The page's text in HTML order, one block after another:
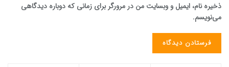
ذخیره نام، ایمیل و وبسایت من در مرورگر برای زمانی که دوباره دیدگاهی
می‌نویسم.